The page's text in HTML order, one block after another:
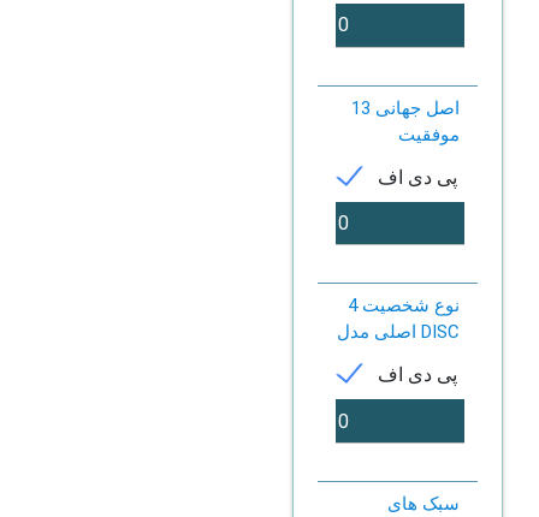
13 اصل جهانی
موفقیت
پی دی اف
4 نوع شخصیت
اصلی مدل DISC
پی دی اف
سبک های